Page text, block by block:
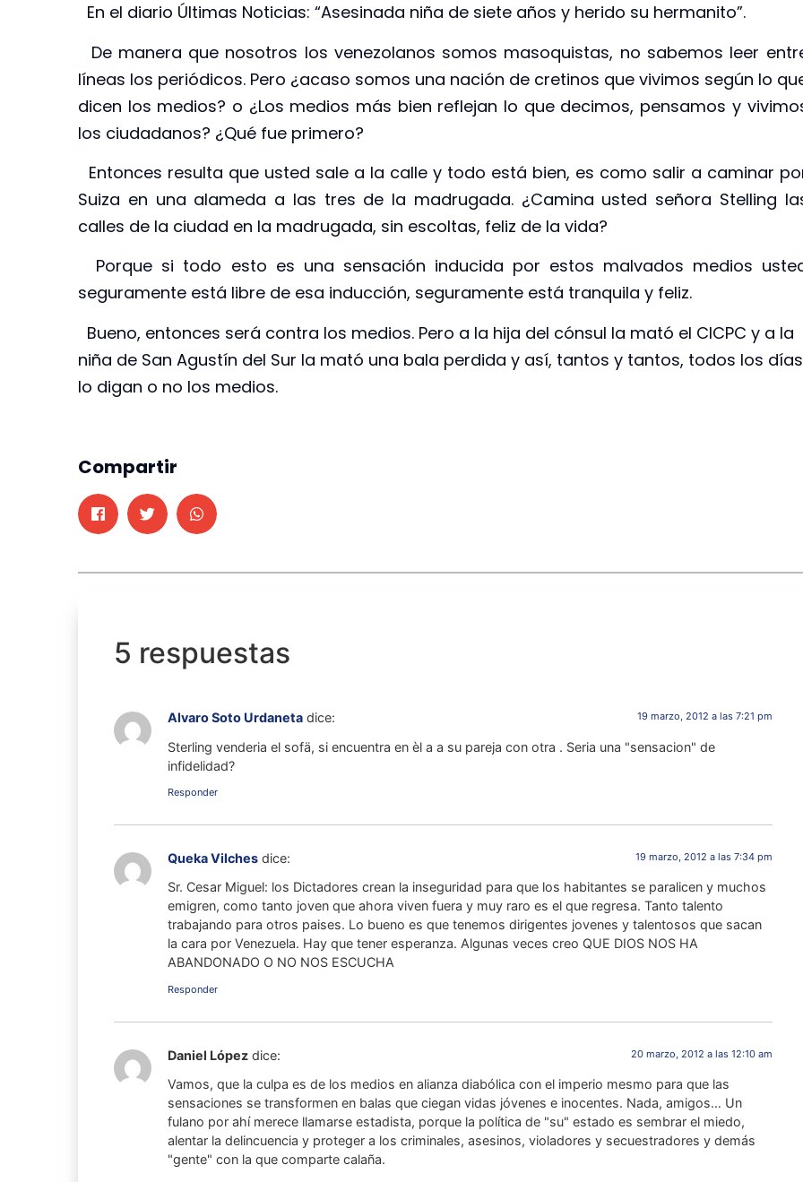
En el diario Últimas Noticias: “Asesinada niña de siete años y herido su hermanito”.
De manera que nosotros los venezolanos somos masoquistas, no sabemos leer
líneas los periódicos. Pero ¿acaso somos una nación de cretinos que vivimos según lo
dicen los medios? o ¿Los medios más bien reflejan lo que decimos, pensamos y
los ciudadanos? ¿Qué fue primero?
Entonces resulta que usted sale a la calle y todo está bien, es como salir a caminar
Suiza en una alameda a las tres de la madrugada. ¿Camina usted señora Stelling
calles de la ciudad en la madrugada, sin escoltas, feliz de la vida?
Porque si todo esto es una sensación inducida por estos malvados medios
seguramente está libre de esa inducción, seguramente está tranquila y feliz.
Bueno, entonces será contra los medios. Pero a la hija del cónsul la mató el CICPC y a la
niña de San Agustín del Sur la mató una bala perdida y así, tantos y tantos, todos los
lo digan o no los medios.
Compartir
5 respuestas
Alvaro Soto Urdaneta dice: 19 marzo, 2012 a las 7:21 pm
Sterling venderia el sofä, si encuentra en èl a a su pareja con otra . Seria una "sensacion" de
infidelidad?
Responder
Queka Vilches dice: 19 marzo, 2012 a las 7:34 pm
Sr. Cesar Miguel: los Dictadores crean la inseguridad para que los habitantes se paralicen y muchos
emigren, como tanto joven que ahora viven fuera y muy raro es el que regresa. Tanto talento
trabajando para otros paises. Lo bueno es que tenemos dirigentes jovenes y talentosos que sacan
la cara por Venezuela. Hay que tener esperanza. Algunas veces creo QUE DIOS NOS HA
ABANDONADO O NO NOS ESCUCHA
Responder
Daniel López dice: 20 marzo, 2012 a las 12:10 am
Vamos, que la culpa es de los medios en alianza diabólica con el imperio mesmo para que las
sensaciones se transformen en balas que ciegan vidas jóvenes e inocentes. Nada, amigos… Un
fulano por ahí merece llamarse estadista, porque la política de "su" estado es sembrar el miedo,
alentar la delincuencia y proteger a los criminales, asesinos, violadores y secuestradores y demás
"gente" con la que comparte calaña.